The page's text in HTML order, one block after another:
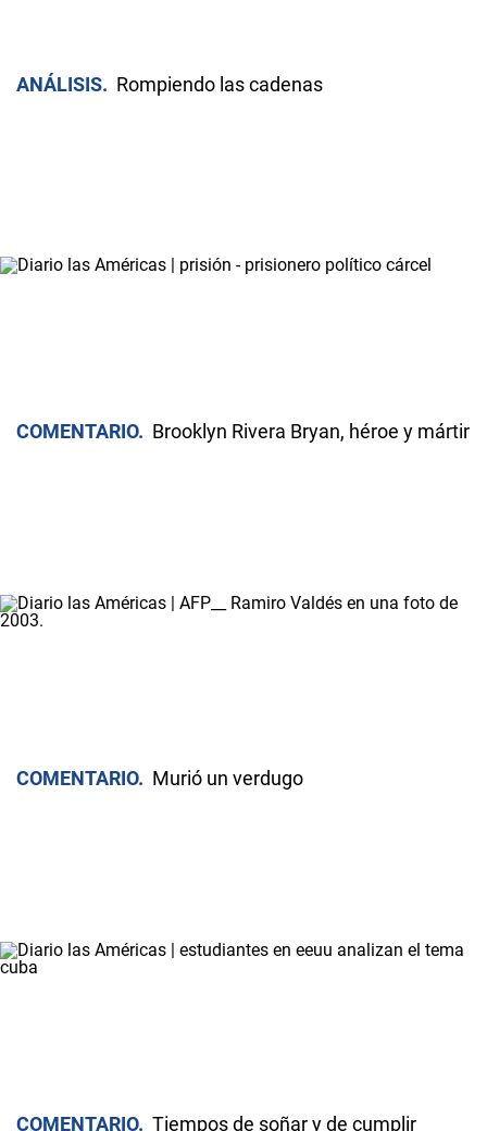
ANÁLISIS Rompiendo las cadenas
COMENTARIO Brooklyn Rivera Bryan, héroe y mártir
COMENTARIO Murió un verdugo
COMENTARIO Tiempos de soñar y de cumplir